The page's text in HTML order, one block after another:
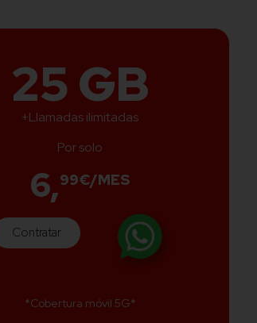
25 GB
+Llamadas ilimitadas
Por solo
6,99€/MES
Contratar
*Cobertura móvil 5G*